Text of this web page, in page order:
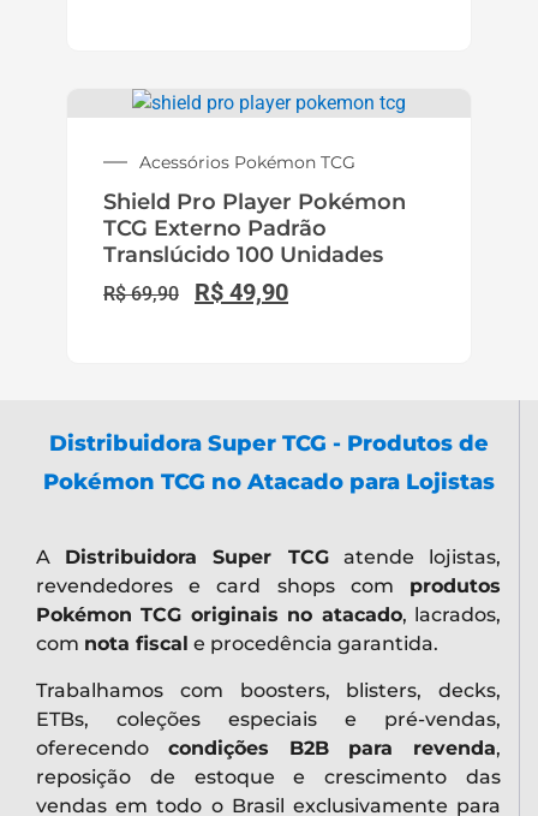
Acessórios Pokémon TCG
Shield Pro Player Pokémon
TCG Externo Padrão
Translúcido 100 Unidades
R$69,90 R$ 49,90
Distribuidora Super TCG - Produtos de
Pokémon TCG no Atacado para Lojistas
A Distribuidora Super TCGatende lojistas,
revendedores e card shops com produtos
Pokémon TCG originais no atacado, lacrados,
com nota fiscal e procedência garantida.
Trabalhamos com boosters, blisters, decks,
ETBs, coleções especiais e pré-vendas,
oferecendo condições B2B para revenda,
reposição de estoque e crescimento das
vendas em todo o Brasil exclusivamente para